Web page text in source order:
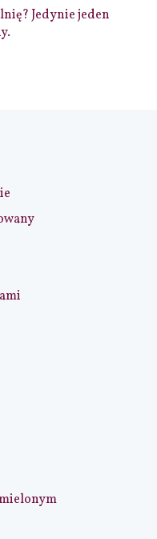
Jedynie jeden